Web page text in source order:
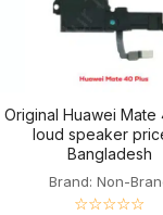
Original Huawei Mate
loud speaker
Bangladesh
Brand: Non-
☆☆☆☆☆